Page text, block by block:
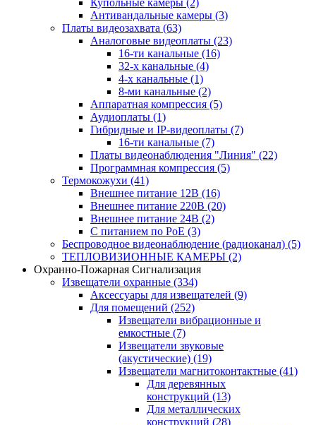
Купольные камеры (2)
Антивандальные камеры (3)
Платы видеозахвата (63)
Аналоговые видеоплаты (23)
16-ти канальные (16)
32-х канальные (4)
4-х канальные (1)
8-ми канальные (2)
Аппаратная компрессия (5)
Аудиоплаты (1)
Гибридные и IP-видеоплаты (7)
16-ти канальные (7)
Платы видеонаблюдения "Линия" (22)
Программная компрессия (5)
Термокожухи (41)
Внешнее питание 12В (16)
Внешнее питание 220В (20)
Внешнее питание 24В (2)
С питанием по PoE (3)
Беспроводное видеонаблюдение (радиоканал) (5)
ТЕПЛОВИЗИОННЫЕ КАМЕРЫ (2)
Охранно-Пожарная Сигнализация
Извещатели охранные (334)
Аксессуары для извещателей (9)
Для помещений (252)
Извещатели вибрационные и
емкостные (7)
Извещатели звуковые
(акустические) (19)
Извещатели магнитоконтактные (41)
Для деревянных
конструкций (13)
Для металлических
конструкций (28)